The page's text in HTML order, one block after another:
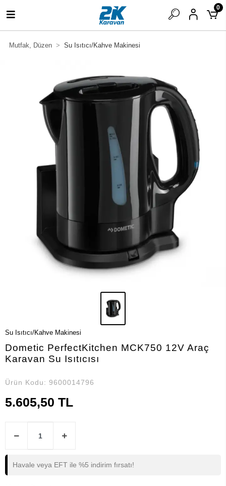
0
Mutfak, Düzen Su Isıtıcı/Kahve Makinesi
Su Isıtıcı/Kahve Makinesi
Dometic PerfectKitchen MCK750 12V Araç
Karavan Su Isıtıcısı
Ürün Kodu: 9600014796
5.605,50 TL
Havale veya EFT ile %5 indirim fırsatı!